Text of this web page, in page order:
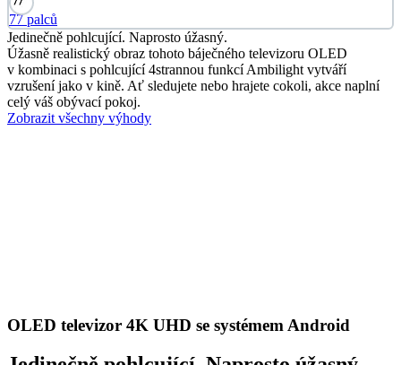
77 palců
Jedinečně pohlcující. Naprosto úžasný.
Úžasně realistický obraz tohoto báječného televizoru OLED
v kombinaci s pohlcující 4strannou funkcí Ambilight vytváří
vzrušení jako v kině. Ať sledujete nebo hrajete cokoli, akce naplní
celý váš obývací pokoj.
Zobrazit všechny výhody
OLED televizor 4K UHD se systémem Android